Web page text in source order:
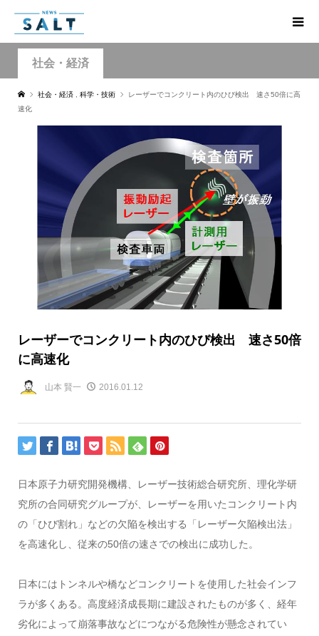
社会・経済
社会・経済 科学・技術
レーザーでコンクリート内のひび検出 速さ50倍に高
速化
レーザーでコンクリート内のひび検出 速さ50倍
に高速化
山本 賢一 2016.01.12
日本原子力研究開発機構、レーザー技術総合研究所、理化学研
究所の合同研究グループが、レーザーを用いたコンクリート内
の「ひび割れ」などの欠陥を検出する「レーザー欠陥検出法」
を高速化し、従来の50倍の速さでの検出に成功した。
日本にはトンネルや橋などコンクリートを使用した社会インフ
ラが多くある。高度経済成長期に建設されたものが多く、経年
劣化によって崩落事故などにつながる危険性が懸念されてい